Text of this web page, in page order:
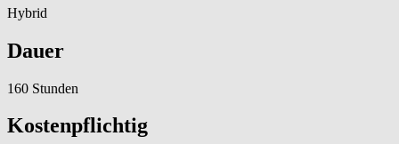
Hybrid
Dauer
160 Stunden
Kostenpflichtig